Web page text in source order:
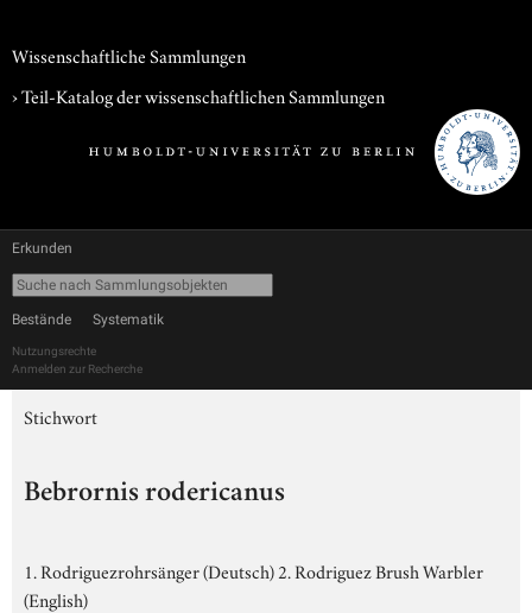
Wissenschaftliche Sammlungen
› Teil-Katalog der wissenschaftlichen Sammlungen
Erkunden
Bestände Systematik
Nutzungsrechte
Anmelden zur Recherche
Stichwort
Bebrornis rodericanus
1. Rodriguezrohrsänger (Deutsch) 2. Rodriguez Brush Warbler
(English)